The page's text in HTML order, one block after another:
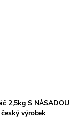
2,5kg S NÁSADOU
český výrobek